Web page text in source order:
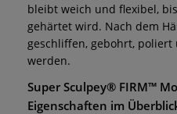
bleibt weich und flexibel,
gehärtet wird. Nach dem
geschliffen, gebohrt,
werden.
Super Sculpey® FIRM™
Eigenschaften im